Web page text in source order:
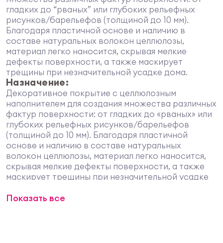
гладких до “рваных” или глубоких рельефных
рисунков/барельефов (толщиной до 10 мм).
Благодаря пластичной основе и наличию в
составе натуральных волокон целлюлозы,
материал легко наносится, скрывая мелкие
дефекты поверхности, а также маскирует
трещины при незначительной усадке дома.
Назначение:
Декоративное покрытие с целлюлозным
наполнителем для создания множества различных
фактур поверхности: от гладких до «рваных» или
глубоких рельефных рисунков/барельефов
(толщиной до 10 мм). Благодаря пластичной
основе и наличию в составе натуральных
волокон целлюлозы, материал легко наносится,
скрывая мелкие дефекты поверхности, а также
маскирует трещины при незначительной усадке
гостиниц, кафе и жилых помещений во всех типах
Показать все